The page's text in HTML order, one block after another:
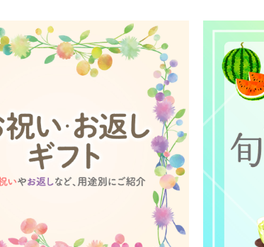
規約・ご利用規程）につ
きんき事業連合が運営しています。ご自身が
、クチコミ投稿については、利用約款の細則
保護方針について
きんき事業連合が運営しています。お預かり
保護方針」にもどづいて、コープ事業連合が
針」については各生協のボタンをクリックし
に基づく表記について
きんき事業連合が運営しています。販売責任
いては各生協のボタンをクリックしてご確認